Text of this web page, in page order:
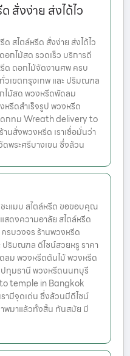
สั่งง่าย ส่งได้ไว
สไตล์หรีด สั่งง่าย ส่งได้ไว
กไม้สด รวดเร็ว บริการดี
ด ดอกไม้จัดงานศพ ครบ
วเขตกรุงเทพ และ ปริมณฑล
ไม้สด พวงหรีดพัดลม
รีดสำเร็จรูป พวงหรีด
กทม Wreath delivery to
สั่งพวงหรีด เราเชื่อมั่นว่า
พระศรีบางเขน ซึ่งล้วน
ะแมบ สไตล์หรีด ขอขอบคุณ
สดงความอาลัย สไตล์หรีด
รบวงจร ร้านพวงหรีด
ปริมณฑล ดีไซน์สวยหรู ราคา
ม พวงหรีดต้นไม้ พวงหรีด
ปทุมธานี พวงหรีดนนทบุรี
temple in Bangkok
ามีจุดเด่น ซึ่งล้วนมีดีไซน์
พมาแล้วทั้งสิ้น ทันสมัย มี